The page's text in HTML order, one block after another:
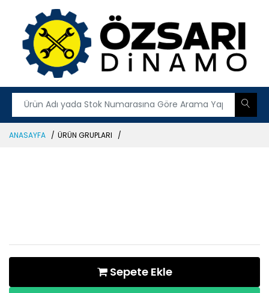
ANASAYFA ÜRÜN GRUPLARI
Sepete Ekle